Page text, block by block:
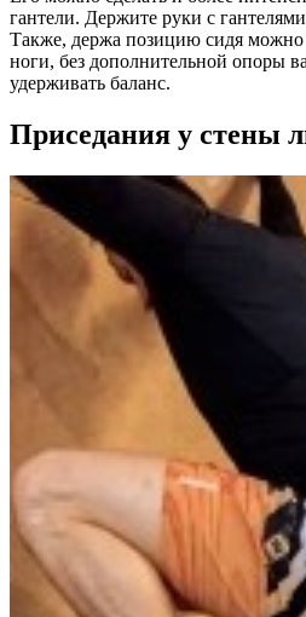
гантели. Держите руки с
Также, держа позицию сидя можно
ноги, без дополнительной опоры
удерживать баланс.
Приседания у стены